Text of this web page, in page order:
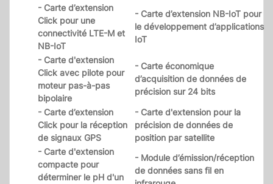
- Carte d’extension
Click pour une
connectivité LTE-M et
NB-IoT
- Carte d’extension NB-IoT pour
le développement d’applications
IoT
- Carte d'extension
Click avec pilote pour
moteur pas-à-pas
bipolaire
- Carte économique
d’acquisition de données de
précision sur 24 bits
- Carte d’extension
Click pour la réception
de signaux GPS
- Carte d'extension pour la
précision de données de
position par satellite
- Carte d'extension
compacte pour
déterminer le pH d'un
- Module d’émission/réception
de données sans fil en